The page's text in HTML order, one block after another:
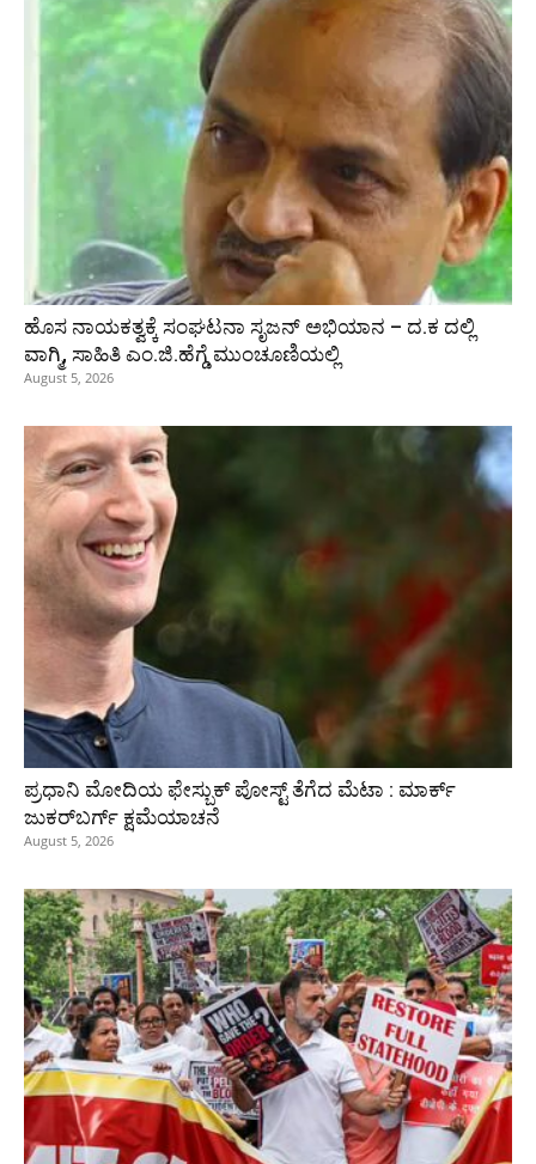
ಹೊಸ ನಾಯಕತ್ವಕ್ಕೆ ಸಂಘಟನಾ ಸೃಜನ್ ಅಭಿಯಾನ – ದ.ಕ ದಲ್ಲಿ
ವಾಗ್ಮಿ, ಸಾಹಿತಿ ಎಂ.ಜಿ.ಹೆಗ್ಡೆ ಮುಂಚೂಣಿಯಲ್ಲಿ
August 5, 2026
ಪ್ರಧಾನಿ ಮೋದಿಯ ಫೇಸ್ಬುಕ್‌ ಪೋಸ್ಟ್‌ ತೆಗೆದ ಮೆಟಾ : ಮಾರ್ಕ್
ಜುಕರ್‌ಬರ್ಗ್ ಕ್ಷಮೆಯಾಚನೆ
August 5, 2026